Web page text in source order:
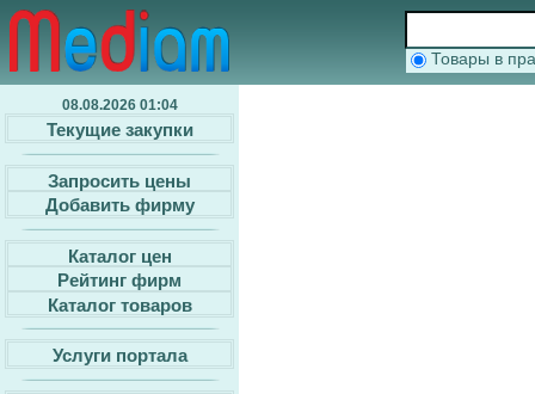
Товары в
08.08.2026 01:04
Текущие закупки
Запросить цены
Добавить фирму
Каталог цен
Рейтинг фирм
Каталог товаров
Услуги портала